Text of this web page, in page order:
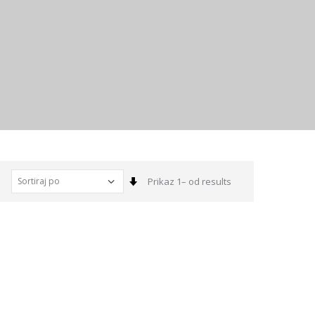
Sortiraj
Prikaz 1– od results